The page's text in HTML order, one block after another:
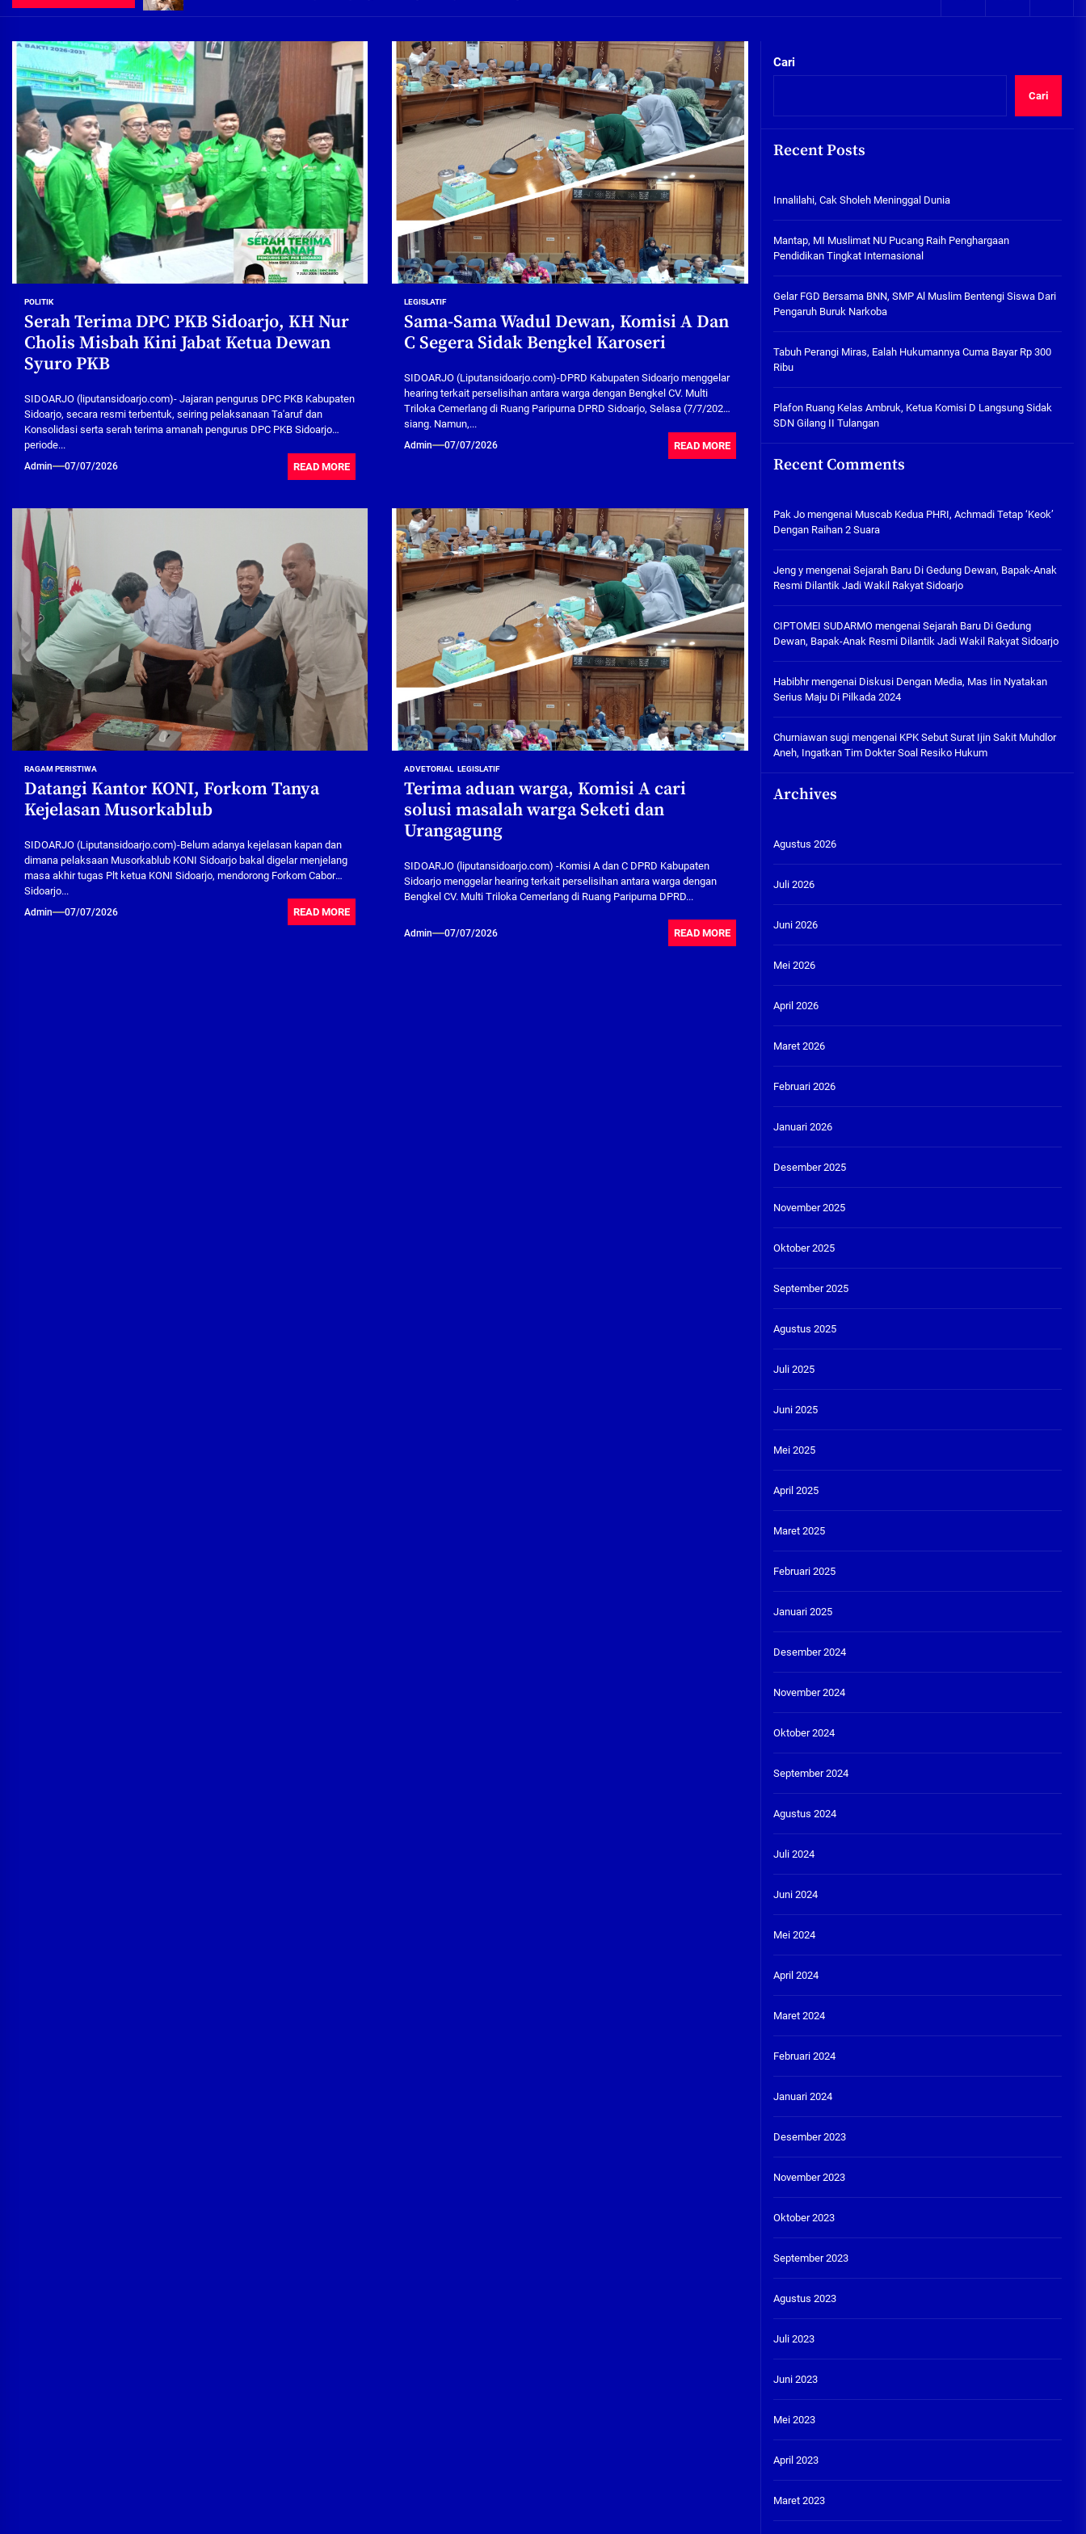
SDN Gilang II Tulangan
Mantap, MI Muslimat NU
Pucang Raih Penghargaan
Pendidikan Tingkat
Internasional
06/08/2026
Gelar FGD Bersama BNN, SMP Al
Muslim Bentengi Siswa Dari
05/08/2026
Hukumannya Cuma Bayar Rp
300 Ribu
Plafon Ruang Kelas Ambruk,
Ketua Komisi D Langsung Sidak
05/08/2026
Pembebasan Lahan Segera Rampung, Pembangunan Fly Over Gedangan Semakin Dekat
Peduli Warga Miskin, Bupati Sidoarjo Masif Jalankan Program Rehab RTLH
Pembebasan Lahan Hampir Rampung, Pembangunan Fly over Gedangan Semakin Dekat
Terima aduan warga, Komisi A cari solusi masalah warga Seketi dan Urangagung
Demi Jajaran Direksi Delta Tirta Yang Profesional Dan Kapabel, Komisi B Dua Kali Panggil Pansel Dan Minta Ada Pakta Integritas
POLITIK
Serah Terima DPC PKB Sidoarjo, KH Nur
Cholis Misbah Kini Jabat Ketua Dewan
Syuro PKB
SIDOARJO (liputansidoarjo.com)- Jajaran pengurus DPC PKB Kabupaten
Sidoarjo, secara resmi terbentuk, seiring pelaksanaan Ta'aruf dan
Konsolidasi serta serah terima amanah pengurus DPC PKB Sidoarjo
periode...
Admin 07/07/2026 READ MORE
LEGISLATIF
Sama-Sama Wadul Dewan, Komisi A Dan
C Segera Sidak Bengkel Karoseri
SIDOARJO (Liputansidoarjo.com)-DPRD Kabupaten Sidoarjo menggelar
hearing terkait perselisihan antara warga dengan Bengkel CV. Multi
Triloka Cemerlang di Ruang Paripurna DPRD Sidoarjo, Selasa (7/7/2026)
siang. Namun,...
Admin 07/07/2026 READ MORE
RAGAM PERISTIWA
Datangi Kantor KONI, Forkom Tanya
Kejelasan Musorkablub
SIDOARJO (Liputansidoarjo.com)-Belum adanya kejelasan kapan dan
dimana pelaksaan Musorkablub KONI Sidoarjo bakal digelar menjelang
masa akhir tugas Plt ketua KONI Sidoarjo, mendorong Forkom Cabor
Sidoarjo...
Admin 07/07/2026 READ MORE
ADVETORIAL LEGISLATIF
Terima aduan warga, Komisi A cari
solusi masalah warga Seketi dan
Urangagung
SIDOARJO (liputansidoarjo.com) -Komisi A dan C DPRD Kabupaten
Sidoarjo menggelar hearing terkait perselisihan antara warga dengan
Bengkel CV. Multi Triloka Cemerlang di Ruang Paripurna DPRD...
Admin 07/07/2026 READ MORE
Cari
Cari
Recent Posts
Innalilahi, Cak Sholeh Meninggal Dunia
Mantap, MI Muslimat NU Pucang Raih Penghargaan
Pendidikan Tingkat Internasional
Gelar FGD Bersama BNN, SMP Al Muslim Bentengi Siswa Dari
Pengaruh Buruk Narkoba
Tabuh Perangi Miras, Ealah Hukumannya Cuma Bayar Rp 300
Ribu
Plafon Ruang Kelas Ambruk, Ketua Komisi D Langsung Sidak
SDN Gilang II Tulangan
Recent Comments
Pak Jomengenai Muscab Kedua PHRI, Achmadi Tetap ‘Keok’
Dengan Raihan 2 Suara
Jeng ymengenai Sejarah Baru Di Gedung Dewan, Bapak-Anak
Resmi Dilantik Jadi Wakil Rakyat Sidoarjo
CIPTOMEI SUDARMOmengenai Sejarah Baru Di Gedung
Dewan, Bapak-Anak Resmi Dilantik Jadi Wakil Rakyat Sidoarjo
Habibhrmengenai Diskusi Dengan Media, Mas Iin Nyatakan
Serius Maju Di Pilkada 2024
Churniawan sugimengenai KPK Sebut Surat Ijin Sakit Muhdlor
Aneh, Ingatkan Tim Dokter Soal Resiko Hukum
Archives
Agustus 2026
Juli 2026
Juni 2026
Mei 2026
April 2026
Maret 2026
Februari 2026
Januari 2026
Desember 2025
November 2025
Oktober 2025
September 2025
Agustus 2025
Juli 2025
Juni 2025
Mei 2025
April 2025
Maret 2025
Februari 2025
Januari 2025
Desember 2024
November 2024
Oktober 2024
September 2024
Agustus 2024
Juli 2024
Juni 2024
Mei 2024
April 2024
Maret 2024
Februari 2024
Januari 2024
Desember 2023
November 2023
Oktober 2023
September 2023
Agustus 2023
Juli 2023
Juni 2023
Mei 2023
April 2023
Maret 2023